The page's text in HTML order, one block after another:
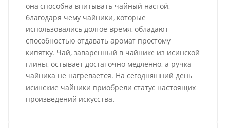
она способна впитывать чайный настой,
благодаря чему чайники, которые
использовались долгое время, обладают
способностью отдавать аромат простому
кипятку. Чай, заваренный в чайнике из исинской
глины, остывает достаточно медленно, а ручка
чайника не нагревается. На сегодняшний день
исинские чайники приобрели статус настоящих
произведений искусства.